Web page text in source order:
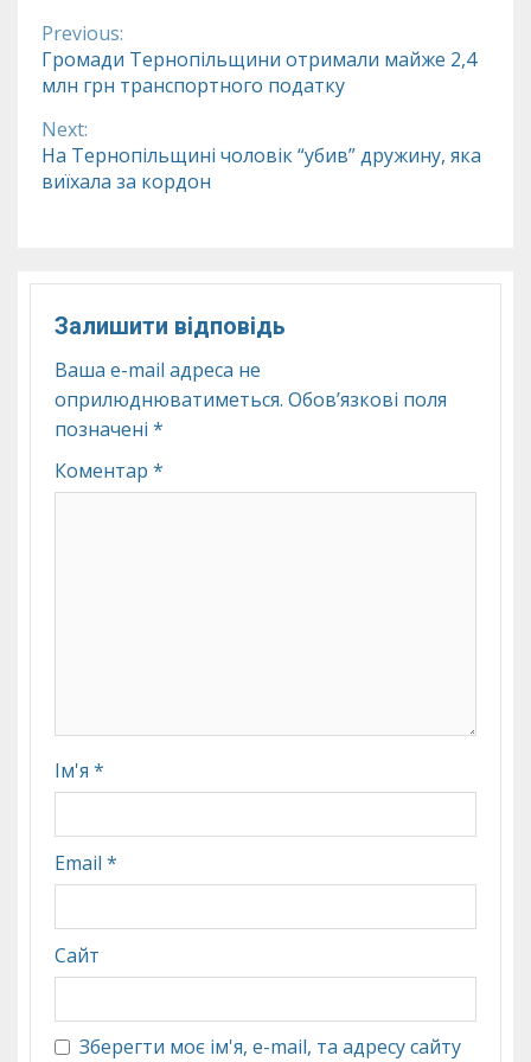
Continue
Reading
Previous:
Громади Тернопільщини отримали майже 2,4
млн грн транспортного податку
Next:
На Тернопільщині чоловік “убив” дружину, яка
виїхала за кордон
Залишити відповідь
Ваша e-mail адреса не
оприлюднюватиметься. Обов’язкові поля
позначені *
Коментар *
Ім'я *
Email *
Сайт
Зберегти моє ім'я, e-mail, та адресу сайту